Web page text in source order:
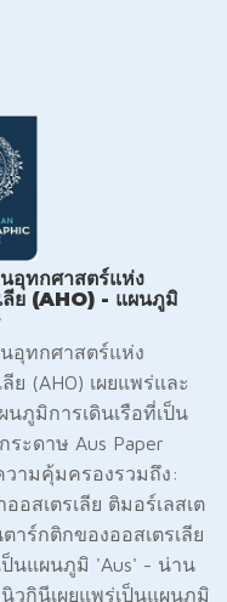
อุทกศาสตร์แห่ง
ลีย (AHO) - แผนภูมิ
อุทกศาสตร์แห่ง
ลีย (AHO) เผยแพร่และ
นภูมิการเดินเรือที่เป็น
ระดาษ Aus Paper
วามคุ้มครองรวมถึง:
อสเตรเลีย ติมอร์เลสเต
าร์กติกของออสเตรเลีย
ป็นแผนภูมิ 'Aus' - น่าน
วกินีเผยแพร่เป็นแผนภูมิ